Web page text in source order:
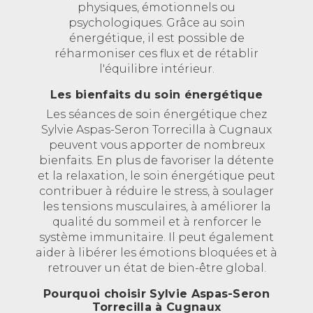
physiques, émotionnels ou
psychologiques. Grâce au soin
énergétique, il est possible de
réharmoniser ces flux et de rétablir
l'équilibre intérieur.
Les bienfaits du soin énergétique
Les séances de soin énergétique chez
Sylvie Aspas-Seron Torrecilla à Cugnaux
peuvent vous apporter de nombreux
bienfaits. En plus de favoriser la détente
et la relaxation, le soin énergétique peut
contribuer à réduire le stress, à soulager
les tensions musculaires, à améliorer la
qualité du sommeil et à renforcer le
système immunitaire. Il peut également
aider à libérer les émotions bloquées et à
retrouver un état de bien-être global.
Pourquoi choisir Sylvie Aspas-Seron
Torrecilla à Cugnaux